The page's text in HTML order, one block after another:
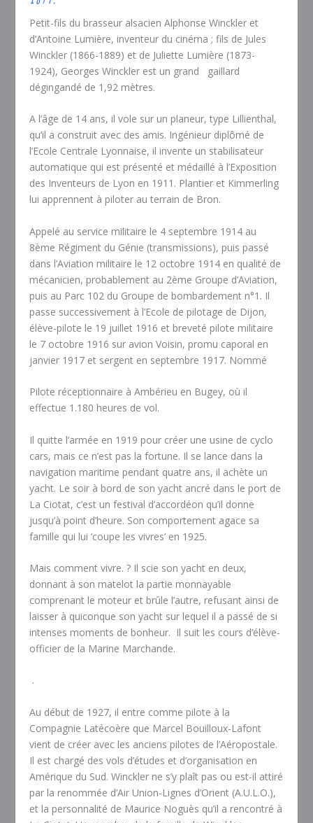
Petit-fils du brasseur alsacien Alphonse Winckler et
d’Antoine Lumière, inventeur du cinéma ; fils de Jules
Winckler (1866-1889) et de Juliette Lumière (1873-
1924), Georges Winckler est un grand
gaillard
dégingandé de 1,92 mètres.
A l’âge de 14 ans, il vole sur un planeur, type Lillienthal,
qu’il a construit avec des amis. Ingénieur diplômé de
l’Ecole Centrale Lyonnaise, il invente un stabilisateur
automatique qui est présenté et médaillé à l’Exposition
des Inventeurs de Lyon en 1911. Plantier et Kimmerling
lui apprennent à piloter au terrain de Bron.
Appelé au service militaire le 4 septembre 1914 au
8ème Régiment du Génie (transmissions), puis passé
dans l’Aviation militaire le 12 octobre 1914 en qualité de
mécanicien, probablement au 2ème Groupe d’Aviation,
puis au Parc 102 du Groupe de bombardement n°1. Il
passe successivement à l’Ecole de pilotage de Dijon,
élève-pilote le 19 juillet 1916 et breveté pilote militaire
le 7 octobre 1916 sur avion Voisin, promu caporal en
janvier 1917 et sergent en septembre 1917. Nommé
Pilote réceptionnaire à Ambérieu en Bugey, où il
effectue 1.180 heures de vol.
Il quitte l’armée en 1919 pour créer une usine de cyclo
cars, mais ce n’est pas la fortune. Il se lance dans la
navigation maritime pendant quatre ans, il achète un
yacht. Le soir à bord de son yacht ancré dans le port de
La Ciotat, c’est un festival d’accordéon qu’il donne
jusqu’à point d’heure. Son comportement agace sa
famille qui lui ‘coupe les vivres’ en 1925.
Mais comment vivre. ? Il scie son yacht en deux,
donnant à son matelot la partie monnayable
comprenant le moteur et brûle l’autre, refusant ainsi de
laisser à quiconque son yacht sur lequel il a passé de si
intenses moments de bonheur. Il suit les cours d’élève-
officier de la Marine Marchande.
.
Au début de 1927, il entre comme pilote à la
Compagnie Latécoère que Marcel Bouilloux-Lafont
vient de créer avec les anciens pilotes de l’Aéropostale.
Il est chargé des vols d’études et d’organisation en
Amérique du Sud. Winckler ne s’y plaît pas ou est-il attiré
par la renommée d’Air Union-Lignes d’Orient (A.U.L.O.),
et la personnalité de Maurice Noguès qu’il a rencontré à